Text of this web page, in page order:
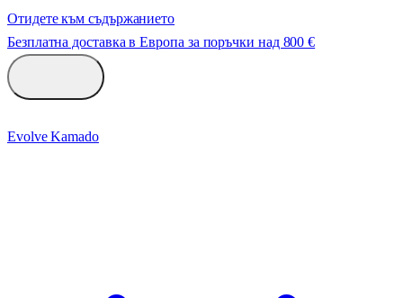
Отидете към съдържанието
Безплатна доставка в Европа за поръчки над 800 €
Evolve Kamado